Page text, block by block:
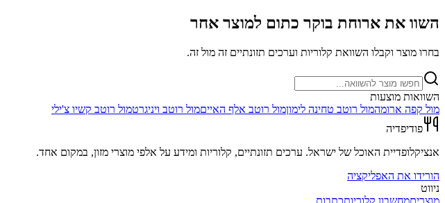
השוו את ארוחת בוקר כתום למוצר אחר
בחרו מוצר וקבלו השוואת קלוריות וערכים תזונתיים זה מול זה.
השוואות מוצעות
מול קפה ארומהמול רוטב טחינה לימוןמול רוטב אלף האייםמול רוטב ויניגרטמול רוטב קשיו צ'ילי
פודיפדיה
אנציקלופדיית האוכל של ישראל. ערכים תזונתיים, קלוריות ומידע על אלפי מוצרי מזון, במקום אחד.
הורידו את האפליקציה
ניווט
מוצריםמחשבון קלוריותכתבות